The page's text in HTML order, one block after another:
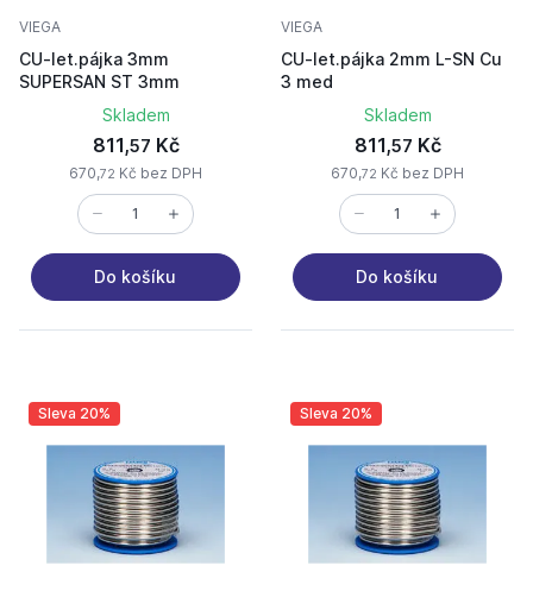
VIEGA
CU-let.pájka 3mm
SUPERSAN ST 3mm
Skladem
811,57 Kč
670,72 Kč bez DPH
Do košíku
VIEGA
CU-let.pájka 2mm L-SN Cu
3 med
Skladem
811,57 Kč
670,72 Kč bez DPH
Do košíku
Sleva 20% Sleva 20%